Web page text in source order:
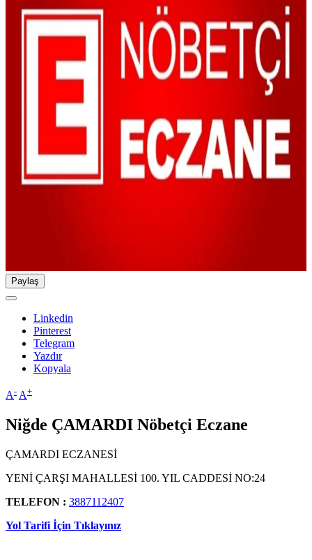
Paylaş
Linkedin
Pinterest
Telegram
Yazdır
Kopyala
A- A+
Niğde ÇAMARDI Nöbetçi Eczane
ÇAMARDI ECZANESİ
YENİ ÇARŞI MAHALLESİ 100. YIL CADDESİ NO:24
TELEFON : 3887112407
Yol Tarifi İçin Tıklayınız